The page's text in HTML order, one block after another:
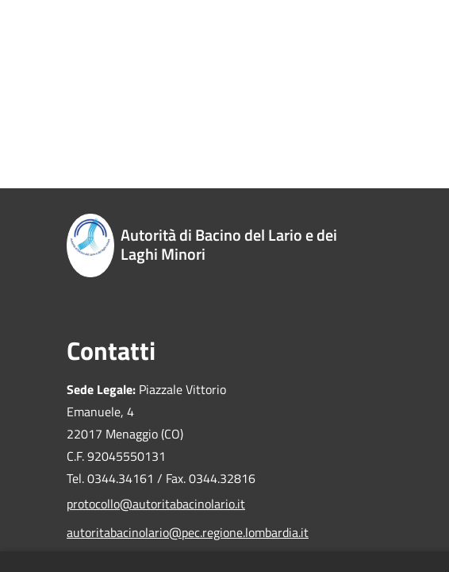
Autorità di Bacino del Lario e dei
Laghi Minori
Contatti
Sede Legale: Piazzale Vittorio
Emanuele, 4
22017 Menaggio (CO)
C.F. 92045550131
Tel. 0344.34161 / Fax. 0344.32816
protocollo@autoritabacinolario.it
autoritabacinolario@pec.regione.lombardia.it